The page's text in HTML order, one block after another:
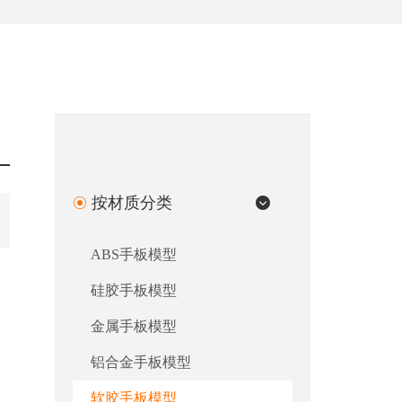
按材质分类
ABS手板模型
硅胶手板模型
金属手板模型
铝合金手板模型
软胶手板模型